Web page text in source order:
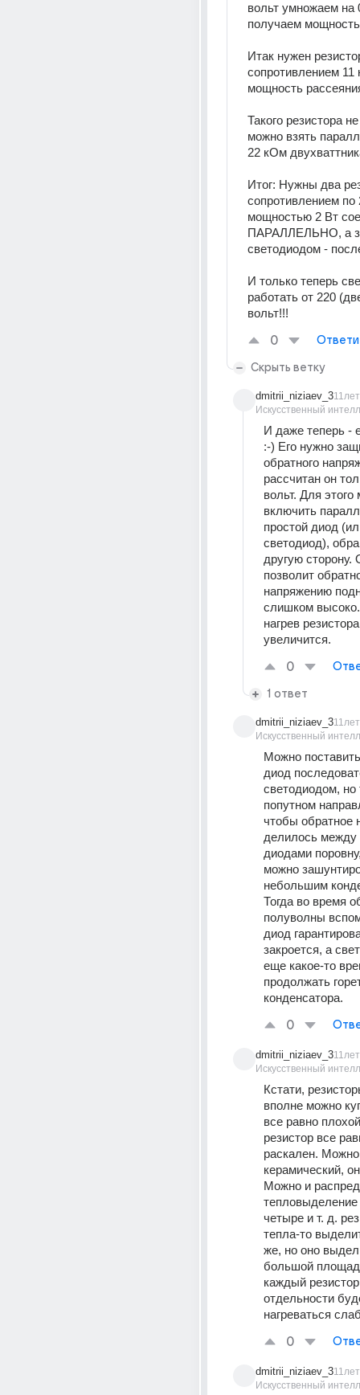
вольт умножаем на
получаем
Итак нужен
сопротивлением
мощность
Такого резистора
можно взять
22 кОм
Итог: Нужны два
сопротивлением
мощностью 2 Вт
ПАРАЛЛЕЛЬНО, а
светодиодом -
И только теперь
работать от 220
вольт!!!
0
Скрыть ветку
dmitrii_niziaev_3
Искусственный
11лет
И даже теперь -
:-) Его нужно
обратного
рассчитан он
вольт. Для этого
включить
простой диод
светодиод),
другую сторону.
позволит
напряжению
слишком
нагрев
увеличится.
0
1 ответ
dmitrii_niziaev_3
Искусственный
11лет
Можно
диод
светодиодом, но
попутном
чтобы обратное
делилось между
диодами
можно
небольшим
Тогда во время
полуволны
диод
закроется, а
еще какое-то
продолжать
конденсатора.
0
dmitrii_niziaev_3
Искусственный
11лет
Кстати,
вполне можно
все равно
резистор все
раскален. Можно
керамический,
Можно и
тепловыделение
четыре и т. д.
тепла-то
же, но оно
большой
каждый
отдельности
нагреваться
0
dmitrii_niziaev_3
Искусственный
11лет